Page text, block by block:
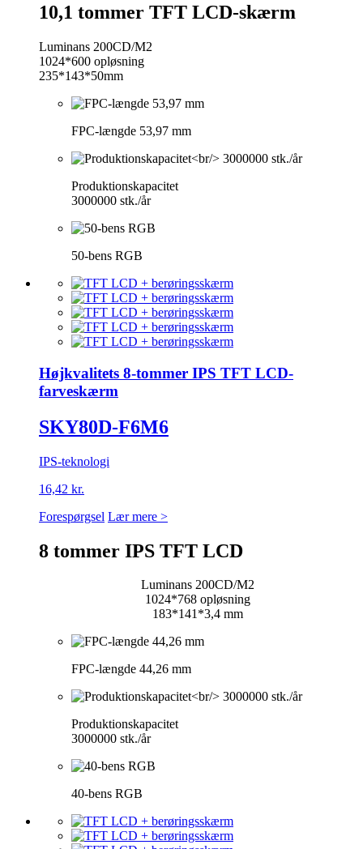
10,1 tommer TFT LCD-skærm
Luminans 200CD/M2
1024*600 opløsning
235*143*50mm
FPC-længde 53,97 mm
Produktionskapacitet
3000000 stk./år
50-bens RGB
Højkvalitets 8-tommer IPS TFT LCD-
farveskærm
SKY80D-F6M6
IPS-teknologi
16,42 kr.
Forespørgsel Lær mere >
8 tommer IPS TFT LCD
Luminans 200CD/M2
1024*768 opløsning
183*141*3,4 mm
FPC-længde 44,26 mm
Produktionskapacitet
3000000 stk./år
40-bens RGB